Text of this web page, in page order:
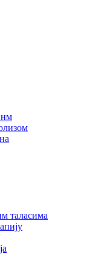
нм
таласима